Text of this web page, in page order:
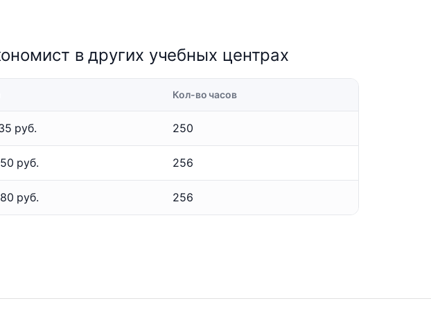
в других учебных центрах
Кол-во часов
руб. 250
руб. 256
руб. 256